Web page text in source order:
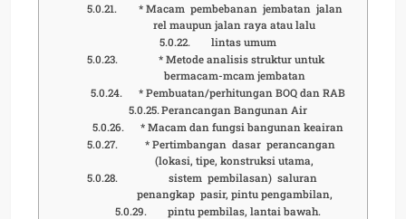
* Macam pembebanan jembatan jalan
rel maupun jalan raya atau lalu
lintas umum
* Metode analisis struktur untuk
bermacam-mcam jembatan
* Pembuatan/perhitungan BOQ dan RAB
Perancangan Bangunan Air
* Macam dan fungsi bangunan keairan
* Pertimbangan dasar perancangan
(lokasi, tipe, konstruksi utama,
sistem pembilasan) saluran
penangkap pasir, pintu pengambilan,
pintu pembilas, lantai bawah.